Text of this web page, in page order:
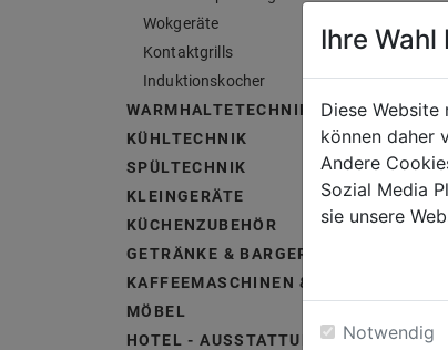
Wokgeräte
Kontaktgrills
Induktionskocher
WARMHALTETECHNIK
KÜHLTECHNIK
SPÜLTECHNIK
KLEINGERÄTE
KÜCHENZUBEHÖR
GETRÄNKE & BARGERÄTE
KAFFEEMASCHINEN & ZUBEHÖR
MÖBEL
HOTEL - AUSSTATTUNG &
Ihre
Diese
können daher
Andere
Sozial Media
sie unsere
Notwendig